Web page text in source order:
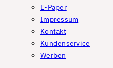
E-Paper
Impressum
Kontakt
Kundenservice
Werben